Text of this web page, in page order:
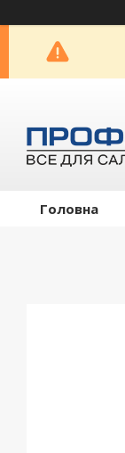
Головна